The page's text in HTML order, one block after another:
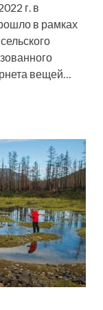
г. в
в рамках
вещей…